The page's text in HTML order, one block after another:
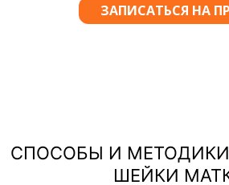
ЗАПИСАТЬСЯ НА
СПОСОБЫ И
ШЕЙКИ